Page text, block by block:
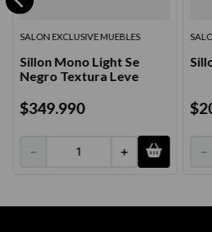
SALON EXCLUSIVE MUEBLES
Sillon Mono Light Se
Negro Textura Leve
$349.990
＋
－
$
－